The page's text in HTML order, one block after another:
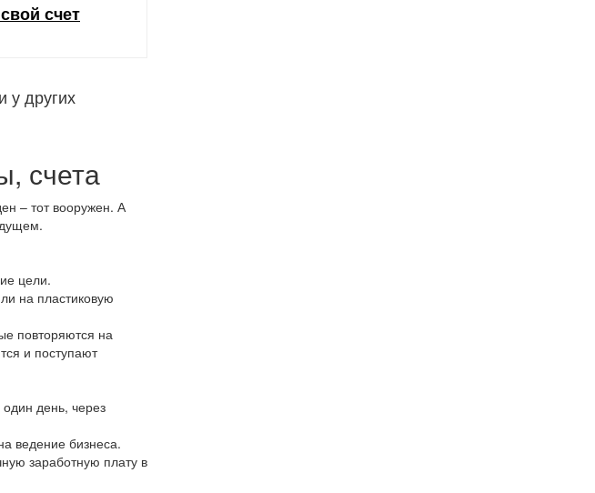
счет
у других
счета
– тот вооружен. А
цели.
на пластиковую
повторяются на
и поступают
день, через
ведение бизнеса.
заработную плату в